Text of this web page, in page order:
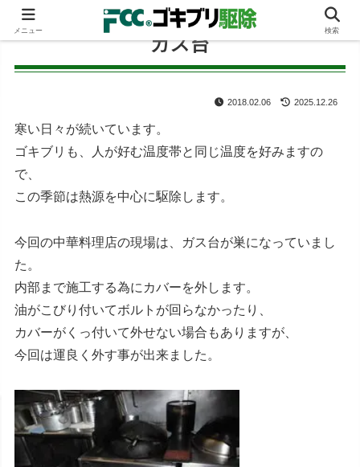
ガス台
2018.02.06 2025.12.26
寒い日々が続いています。
ゴキブリも、人が好む温度帯と同じ温度を好みますの
で、
この季節は熱源を中心に駆除します。
今回の中華料理店の現場は、ガス台が巣になっていまし
た。
内部まで施工する為にカバーを外します。
油がこびり付いてボルトが回らなかったり、
カバーがくっ付いて外せない場合もありますが、
今回は運良く外す事が出来ました。
メニュー 検索